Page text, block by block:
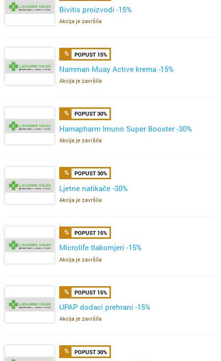
Bivitis proizvodi -15%
Akcija je završila
POPUST 15%
Namman Muay Active krema -15%
Akcija je završila
POPUST 30%
Hamapharm Imuno Super Booster -30%
Akcija je završila
POPUST 30%
Ljetne natikače -30%
Akcija je završila
POPUST 15%
Microlife tlakomjeri -15%
Akcija je završila
POPUST 15%
UPAP dodaci prehrani -15%
Akcija je završila
POPUST 30%